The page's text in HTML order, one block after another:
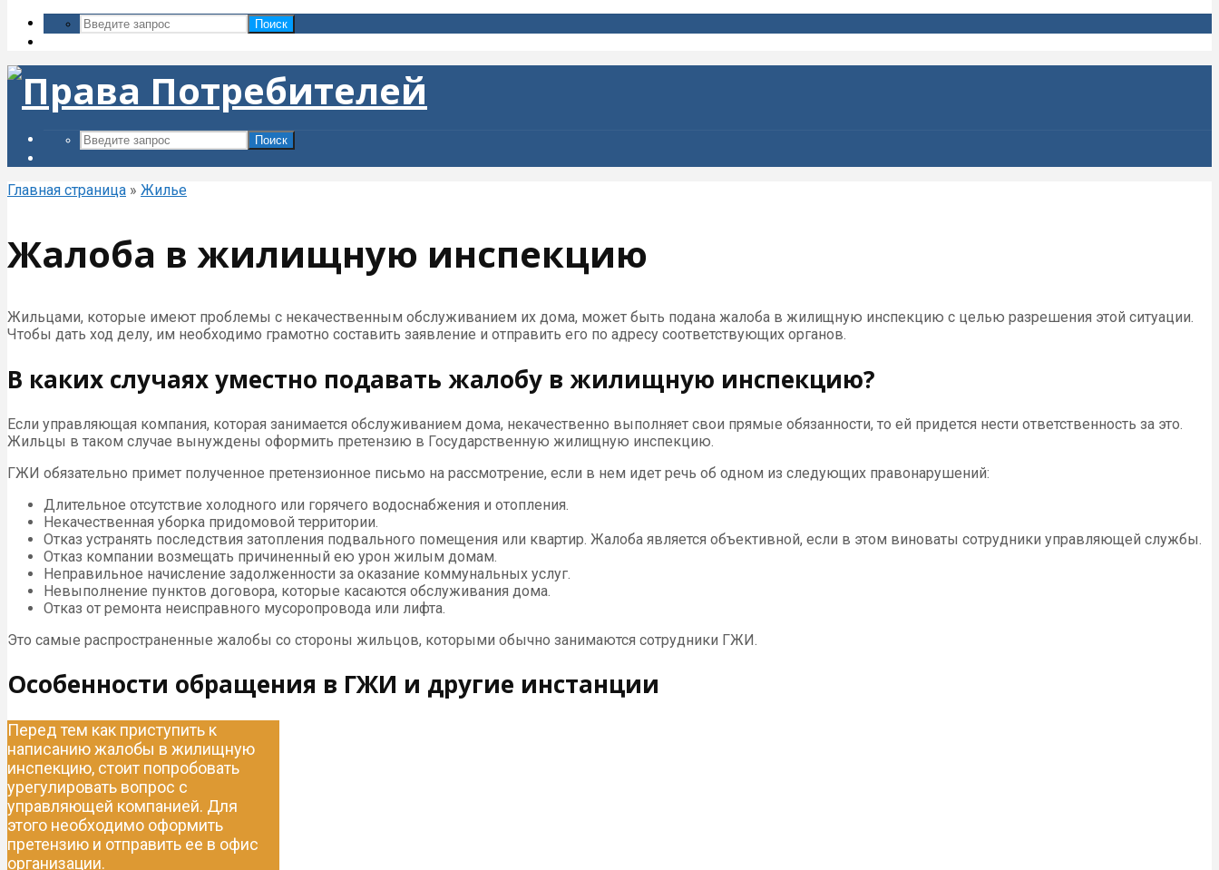
Поиск
Поиск
Главная страница » Жилье
Жалоба в жилищную инспекцию
Жильцами, которые имеют проблемы с некачественным обслуживанием их дома, может быть подана жалоба в жилищную инспекцию с целью разрешения этой ситуации.
Чтобы дать ход делу, им необходимо грамотно составить заявление и отправить его по адресу соответствующих органов.
В каких случаях уместно подавать жалобу в жилищную инспекцию?
Если управляющая компания, которая занимается обслуживанием дома, некачественно выполняет свои прямые обязанности, то ей придется нести ответственность за это.
Жильцы в таком случае вынуждены оформить претензию в Государственную жилищную инспекцию.
ГЖИ обязательно примет полученное претензионное письмо на рассмотрение, если в нем идет речь об одном из следующих правонарушений:
Длительное отсутствие холодного или горячего водоснабжения и отопления.
Некачественная уборка придомовой территории.
Отказ устранять последствия затопления подвального помещения или квартир. Жалоба является объективной, если в этом виноваты сотрудники управляющей службы.
Отказ компании возмещать причиненный ею урон жилым домам.
Неправильное начисление задолженности за оказание коммунальных услуг.
Невыполнение пунктов договора, которые касаются обслуживания дома.
Отказ от ремонта неисправного мусоропровода или лифта.
Это самые распространенные жалобы со стороны жильцов, которыми обычно занимаются сотрудники ГЖИ.
Особенности обращения в ГЖИ и другие инстанции
Перед тем как приступить к
написанию жалобы в жилищную
инспекцию, стоит попробовать
урегулировать вопрос с
управляющей компанией. Для
этого необходимо оформить
претензию и отправить ее в офис
организации.